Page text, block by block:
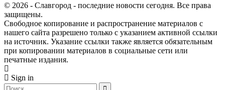
© 2026 - Славгород - последние новости сегодня. Все права
защищены.
Свободное копирование и распространение материалов с
нашего сайта разрешено только с указанием активной ссылки
на источник. Указание ссылки также является обязательным
при копировании материалов в социальные сети или
печатные издания.
Sign in